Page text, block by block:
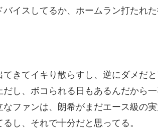
イスしてるか、ホームラン打たれ
きてイキり散らすし、逆にダメだ
し、ボコられる日もあるんだから
ファンは、朗希がまだエース級の
し、それで十分だと思ってる。